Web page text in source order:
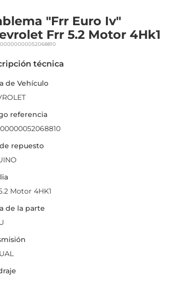
"Frr Euro Iv"
Frr 5.2 Motor 4Hk1
técnica
de Vehículo
referencia
repuesto
Motor 4HK1
de la parte